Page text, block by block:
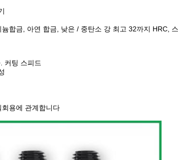
합금, 아연 합금, 낮은 / 중탄소 강 최고 32까지 HRC,
커팅 스피드
용에 관계합니다